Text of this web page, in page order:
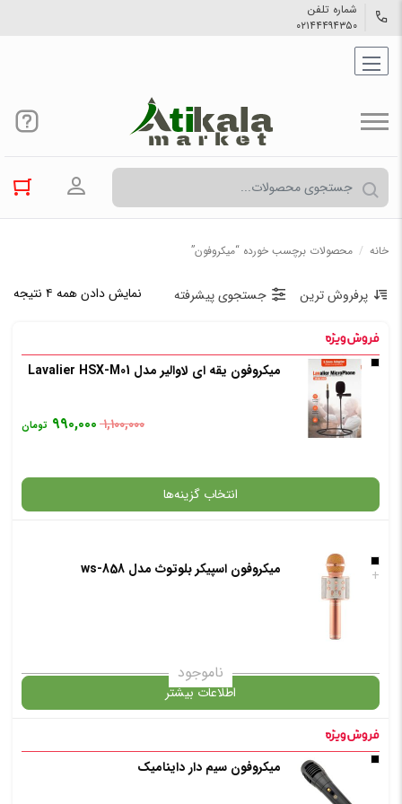
شماره تلفن
۰۲۱۴۴۴۹۴۳۵۰
ورود به
خانه / محصولات برچسب خورده “میکروفون”
نمایش دادن همه ۴ نتیجه پرفروش ترین جستجوی پیشرفته
میکروفون یقه ای لاوالیر مدل Lavalier HSX-M01
۱,۱۰۰,۰۰۰ ۹۹۰,۰۰۰ تومان
انتخاب گزینه‌ها
گارانتی
✧ چت با پشتیبان واتس آپ
+ میکروفون اسپیکر بلوتوث مدل ws-858
ناموجود
اطلاعات بیشتر
در حال حاضر این محصول در انبار موجود نیست و در دسترس نمی باشد.
میکروفون سیم دار داینامیک